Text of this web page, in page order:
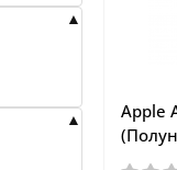
Apple